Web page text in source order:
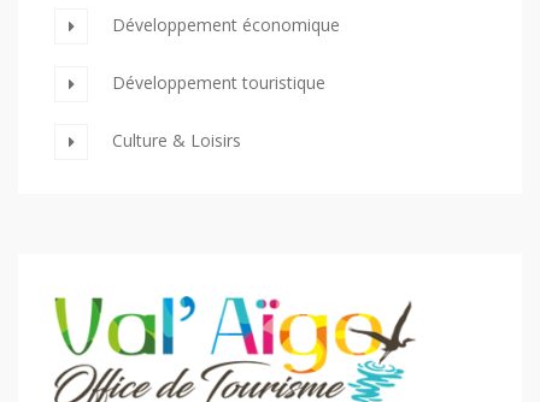
Développement économique
Développement touristique
Culture & Loisirs